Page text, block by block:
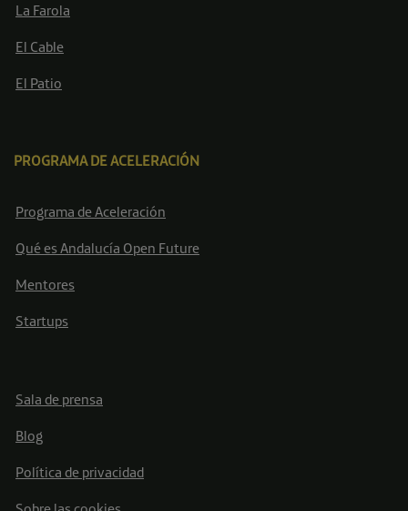
La Farola
El Cable
El Patio
PROGRAMA DE ACELERACIÓN
Programa de Aceleración
Qué es Andalucía Open Future
Mentores
Startups
Sala de prensa
Blog
Política de privacidad